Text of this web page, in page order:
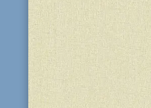
приятное общение,
интеллектуальные...